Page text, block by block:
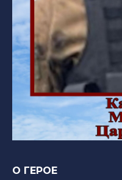
О ГЕРОЕ